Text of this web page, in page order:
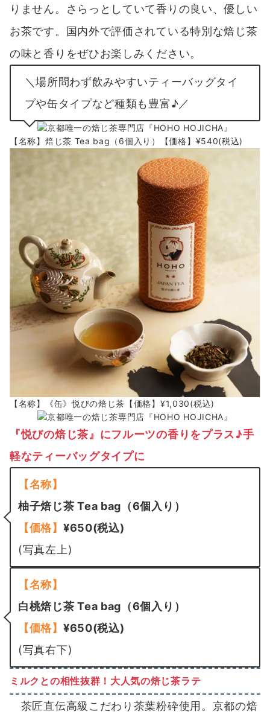
りません。さらっとしていて香りの良い、優しい
お茶です。国内外で評価されている特別な焙じ茶
の味と香りをぜひお楽しみください。
＼場所問わず飲みやすいティーバッグタイ
プや缶タイプなど種類も豊富♪／
【名称】焙じ茶 Tea bag（6個入り）【価格】¥540(税込)
【名称】《缶》悦びの焙じ茶【価格】¥1,030(税込)
『悦びの焙じ茶』にフルーツの香りをプラス♪手
軽なティーバッグタイプに
【名称】
柚子焙じ茶 Tea bag（6個入り）
【価格】 ¥650(税込)
(写真左上)
【名称】
白桃焙じ茶 Tea bag（6個入り）
【価格】 ¥650(税込)
(写真右下)
ミルクとの相性抜群！大人気の焙じ茶ラテ
茶匠直伝高級こだわり茶葉粉砕使用。京都の焙